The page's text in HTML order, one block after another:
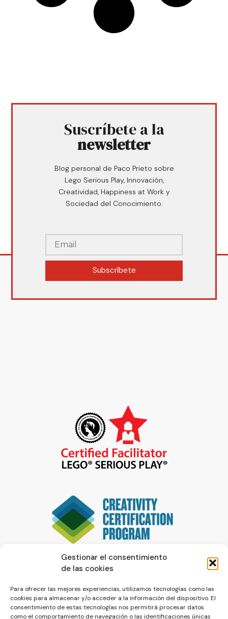
Gestionar el consentimiento
de las cookies
Para ofrecer las mejores experiencias, utilizamos tecnologías como las
cookies para almacenar y/o acceder a la información del dispositivo. El
consentimiento de estas tecnologías nos permitirá procesar datos
como el comportamiento de navegación o las identificaciones únicas
Suscríbete a la
newsletter
Blog personal de Paco Prieto sobre
Lego Serious Play, Innovación,
Creatividad, Happiness at Work y
Sociedad del Conocimiento.
Subscríbete